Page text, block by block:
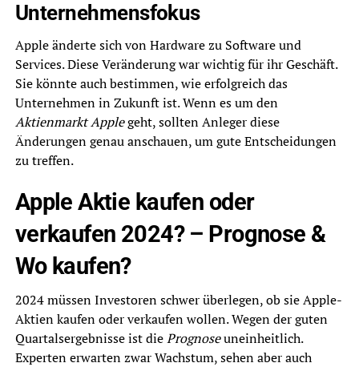
Unternehmensfokus
Apple änderte sich von Hardware zu Software und
Services. Diese Veränderung war wichtig für ihr Geschäft.
Sie könnte auch bestimmen, wie erfolgreich das
Unternehmen in Zukunft ist. Wenn es um den
Aktienmarkt Applegeht, sollten Anleger diese
Änderungen genau anschauen, um gute Entscheidungen
zu treffen.
Apple Aktie kaufen oder
verkaufen 2024? – Prognose &
Wo kaufen?
2024 müssen Investoren schwer überlegen, ob sie Apple-
Aktien kaufen oder verkaufen wollen. Wegen der guten
Quartalsergebnisse ist diePrognoseuneinheitlich.
Experten erwarten zwar Wachstum, sehen aber auch